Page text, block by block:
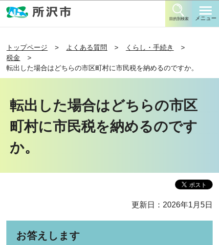
目的別検索 メニュー
トップページ よくある質問
くらし・手続き
税金
転出した場合はどちらの市区町村に市民税を納めるのですか。
転出した場合はどちらの市区
町村に市民税を納めるのです
か。
更新日：2026年1月5日
お答えします